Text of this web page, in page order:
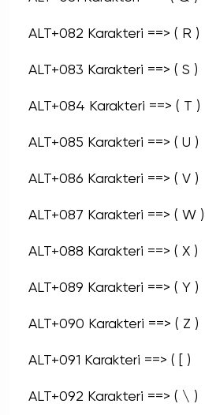
ALT+082 Karakteri ==> ( R )
ALT+083 Karakteri ==> ( S )
ALT+084 Karakteri ==> ( T )
ALT+085 Karakteri ==> ( U )
ALT+086 Karakteri ==> ( V )
ALT+087 Karakteri ==> ( W )
ALT+088 Karakteri ==> ( X )
ALT+089 Karakteri ==> ( Y )
ALT+090 Karakteri ==> ( Z )
ALT+091 Karakteri ==> ( [ )
ALT+092 Karakteri ==> ( \ )